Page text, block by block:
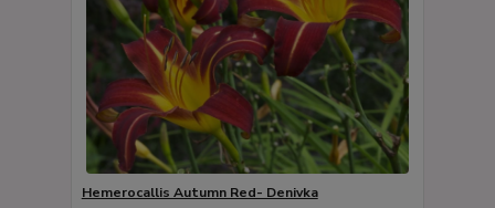
Hemerocallis Autumn Red- Denivka